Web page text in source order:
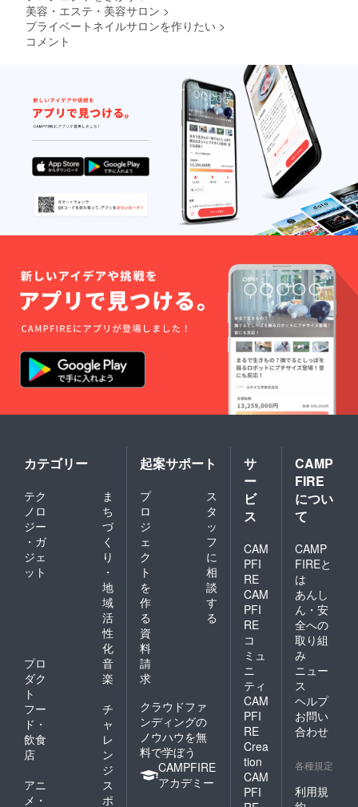
にご購
入のお
礼動画
を撮り
ます ・
収録時
間：1分
・提供
方法：
視聴用
のURL
をメー
ルで送
信 ・動
にお呼
びする
お名前
を備考
欄に記
さい。
・お名
前は動
画の冒
イミン
ます。
（ニッ
クネー
ム可、
◯字以
内、公
序良俗
るもの
は不
可） ・
本リ
ターン
の内容
を無断
で転
載・公
開する
ことは
禁止で
す。
美容・エステ・美容サロン >
プライベートネイルサロンを作りたい >
コメント
カテゴリー
テク
ノロ
ジー
・ガ
ジェ
ット
ま
ち
づ
く
り
・
地
域
活
性
化
プロ
ダク
ト
音
楽
フー
ド・
飲食
店
チ
ャ
レ
ン
ジ
アニ
メ・
ス
ポ
起案サポート
プ
ロ
ジ
ェ
ク
ト
を
作
る
ス
タ
ッ
フ
に
相
談
す
る
資
料
請
求
クラウドファ
ンディングの
ノウハウを無
料で学ぼう
CAMPFIRE
アカデミー
サ
ー
ビ
ス
CAM
PFI
RE
CAM
PFI
RE
コ
ミュ
ニ
ティ
CAM
PFI
RE
Crea
tion
CAM
PFI
CAMP
FIRE
につい
て
CAMP
FIREと
は
あんし
ん・安
全への
取り組
み
ニュー
ス
ヘルプ
お問い
合わせ
各種規定
利用規